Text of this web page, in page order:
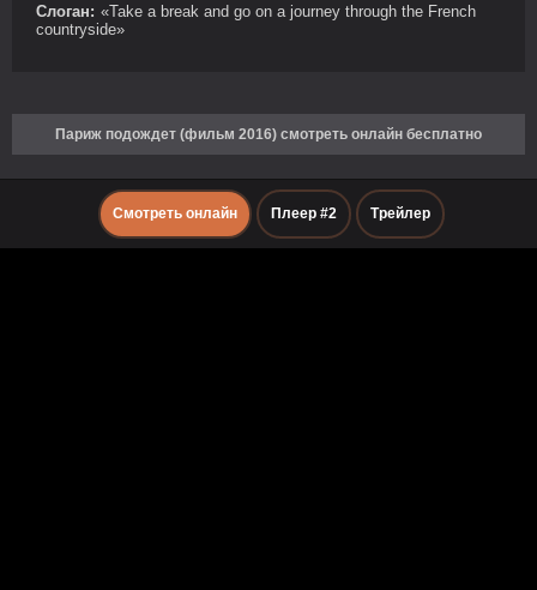
Слоган: «Take a break and go on a journey through the French
countryside»
Париж подождет (фильм 2016) смотреть онлайн бесплатно
Смотреть онлайн Плеер #2 Трейлер